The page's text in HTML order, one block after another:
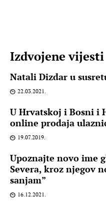
Izdvojene vijesti
Natali Dizdar u
22.03.2021.
U Hrvatskoj i Bosni i
online prodaja
19.07.2019.
Upoznajte novo ime
Severa, kroz njegov
sanjam”
16.12.2021.